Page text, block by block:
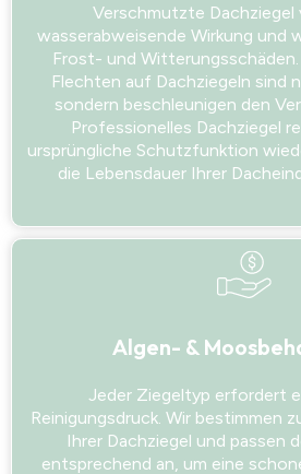
Verschmutzte Dachziegel
wasserabweisende Wirkung und
Frost- und Witterungsschäden.
Flechten auf Dachziegeln sind
sondern beschleunigen den
Professionelles Dachziegel
ursprüngliche Schutzfunktion
die Lebensdauer Ihrer
Algen- &
Jeder Ziegeltyp erfordert
Reinigungsdruck. Wir bestimmen
Ihrer Dachziegel und passen
entsprechend an, um eine